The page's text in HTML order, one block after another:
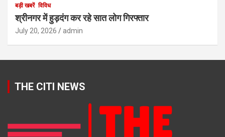
बड़ी खबरें विविध
श्रीनगर में हुड़दंग कर रहे सात लोग गिरफ्तार
July 20, 2026 admin
THE CITI NEWS